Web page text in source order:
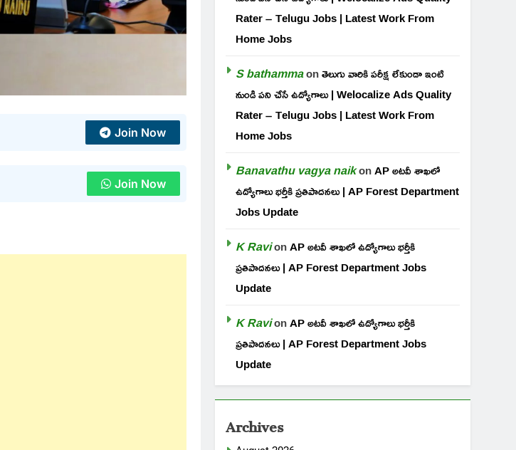
Join Now
Join Now
Rater – Telugu Jobs | Latest Work From
Home Jobs
S bathammaonతెలుగు వారికి పరీక్ష లేకుండా ఇంటి
నుండి పని చేసే ఉద్యోగాలు | Welocalize Ads Quality
Rater – Telugu Jobs | Latest Work From
Home Jobs
Banavathu vagya naikonAP అటవీ శాఖలో
ఉద్యోగాలు భర్తీకి ప్రతిపాదనలు | AP Forest Department
Jobs Update
K RavionAP అటవీ శాఖలో ఉద్యోగాలు భర్తీకి
ప్రతిపాదనలు | AP Forest Department Jobs
Update
K RavionAP అటవీ శాఖలో ఉద్యోగాలు భర్తీకి
ప్రతిపాదనలు | AP Forest Department Jobs
Update
Archives